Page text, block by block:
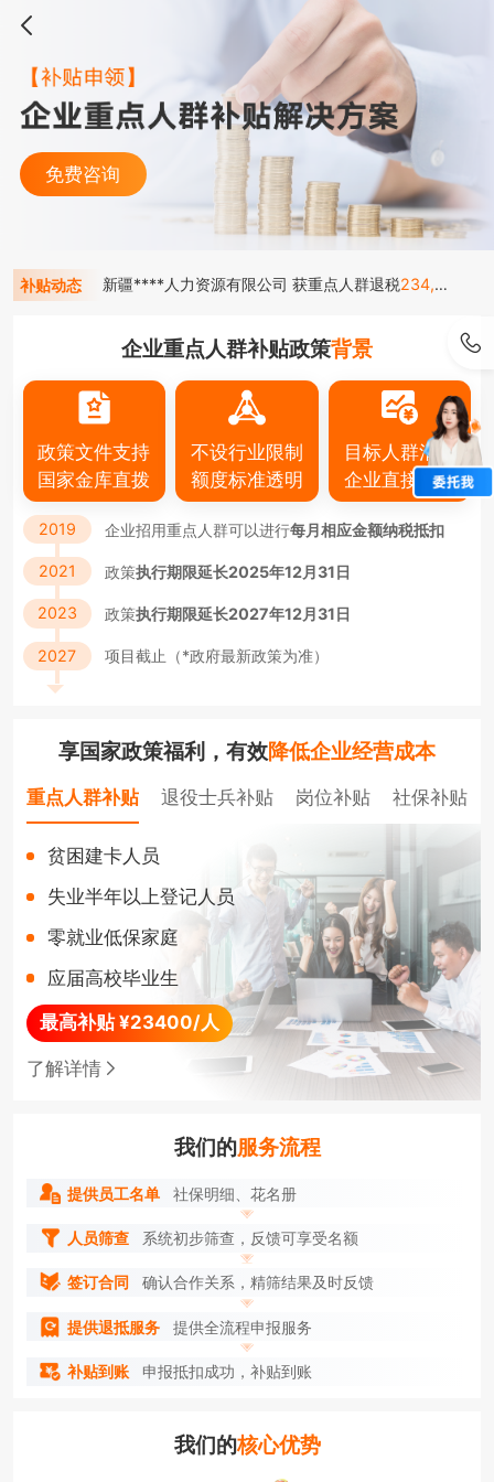
免费咨询
补贴动态 新疆****人力资源有限公司 获重点人群退税234,581元
江苏****人力资源有限公司 获重点人群退税354,581元
企业重点人群补贴政策背景
政策文件支持
国家金库直拨
不设行业限制
额度标准透明
目标人群清晰
企业直接获益
2019 企业招用重点人群可以进行每月相应金额纳税抵扣
2021 政策执行期限延长2025年12月31日
2023 政策执行期限延长2027年12月31日
2027 项目截止（*政府最新政策为准）
享国家政策福利，有效降低企业经营成本
重点人群补贴 退役士兵补贴 岗位补贴 社保补贴
贫困建卡人员
失业半年以上登记人员
零就业低保家庭
应届高校毕业生
最高补贴 ¥23400/人
了解详情
我们的服务流程
提供员工名单 社保明细、花名册
人员筛查 系统初步筛查，反馈可享受名额
签订合同 确认合作关系，精筛结果及时反馈
提供退抵服务 提供全流程申报服务
补贴到账 申报抵扣成功，补贴到账
我们的核心优势